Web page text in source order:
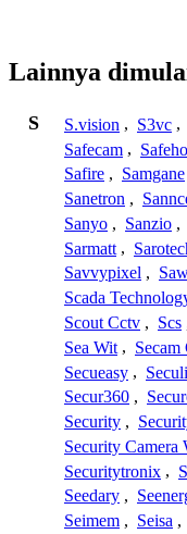
Lainnya
S S.vision , S3vc ,
Safecam ,
Safire , Samgane
Sanetron ,
Sanyo , Sanzio ,
Sarmatt ,
Savvypixel ,
Scada
Scout Cctv , Scs
Sea Wit , Secam
Secueasy ,
Secur360 ,
Security ,
Security Camera
Securitytronix ,
Seedary ,
Seimem , Seisa ,